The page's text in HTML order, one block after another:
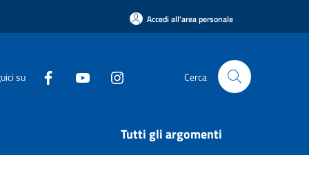
Accedi all'area personale
su Cerca
Tutti gli argomenti